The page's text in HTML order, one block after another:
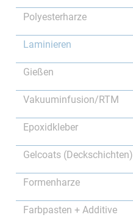
Polyesterharze
Laminieren
Gießen
Vakuuminfusion/RTM
Epoxidkleber
Gelcoats (Deckschichten)
Formenharze
Farbpasten + Additive